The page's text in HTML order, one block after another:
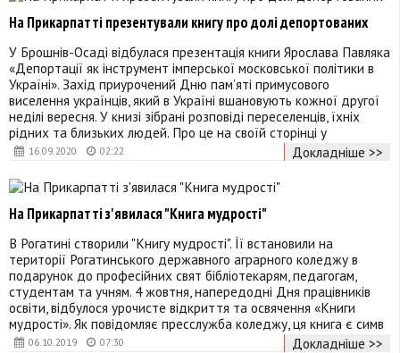
16.09.2020 02:22
На Прикарпатті презентували книгу про долі депортованих
У Брошнів-Осаді відбулася презентація книги Ярослава Павляка
«Депортації як інструмент імперської московської політики в
Україні». Захід приурочений Дню пам’яті примусового
виселення українців, який в Україні вшановують кожної другої
неділі вересня. У книзі зібрані розповіді переселенців, їхніх
рідних та близьких людей. Про це на своїй сторінці у
Докладніше >>
06.10.2019 07:30
На Прикарпатті з'явилася "Книга мудрості"
В Рогатині створили "Книгу мудрості". Її встановили на
території Рогатинського державного аграрного коледжу в
подарунок до професійних свят бібліотекарям, педагогам,
студентам та учням. 4 жовтня, напередодні Дня працівників
освіти, відбулося урочисте відкриття та освячення «Книги
мудрості». Як повідомляє пресслужба коледжу, ця книга є симв
Докладніше >>